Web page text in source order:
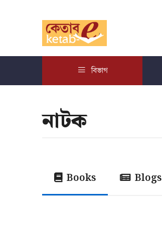
বিভাগ
নাটক
Books Blogs